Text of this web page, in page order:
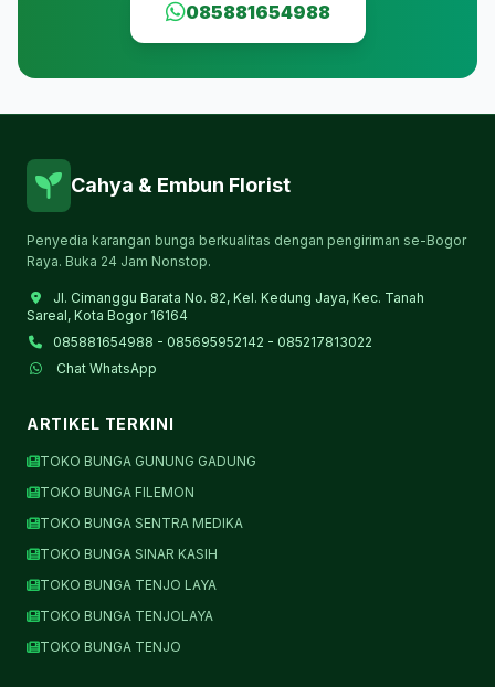
085881654988
Cahya & Embun Florist
Penyedia karangan bunga berkualitas dengan pengiriman se-Bogor
Raya. Buka 24 Jam Nonstop.
Jl. Cimanggu Barata No. 82, Kel. Kedung Jaya, Kec. Tanah
Sareal, Kota Bogor 16164
085881654988 - 085695952142 - 085217813022
Chat WhatsApp
ARTIKEL TERKINI
TOKO BUNGA GUNUNG GADUNG
TOKO BUNGA FILEMON
TOKO BUNGA SENTRA MEDIKA
TOKO BUNGA SINAR KASIH
TOKO BUNGA TENJO LAYA
TOKO BUNGA TENJOLAYA
TOKO BUNGA TENJO